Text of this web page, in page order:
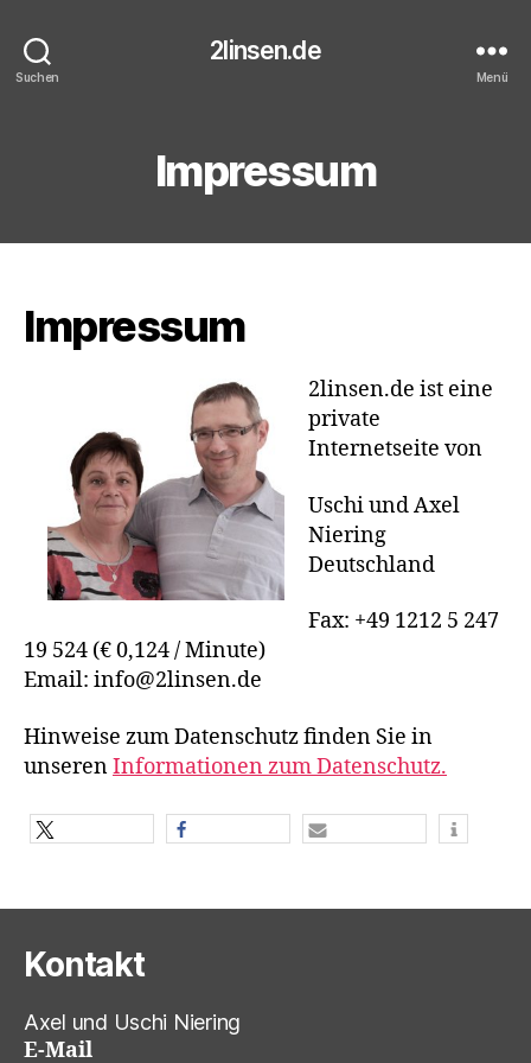
Suchen
2linsen.de
Menü
Impressum
Impressum
2linsen.de ist eine
private
Internetseite von
Uschi und Axel
Niering
Deutschland
Fax: +49 1212 5 247
19 524 (€ 0,124 / Minute)
Email: info@2linsen.de
Hinweise zum Datenschutz finden Sie in
unserenInformationen zum Datenschutz.
Kontakt
Axel und Uschi Niering
E-Mail